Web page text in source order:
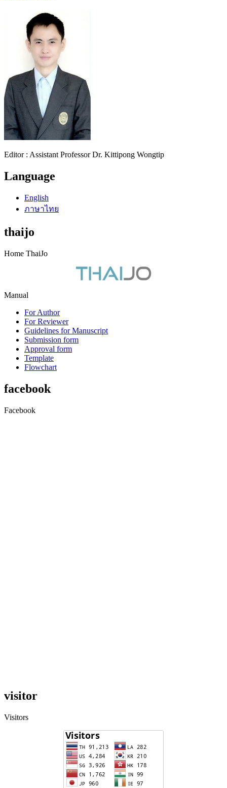
Editor : Assistant Professor Dr. Kittipong Wongtip
Language
English
ภาษาไทย
thaijo
Home ThaiJo
Manual
For Author
For Reviewer
Guidelines for Manuscript
Submission form
Approval form
Template
Flowchart
facebook
Facebook
visitor
Visitors